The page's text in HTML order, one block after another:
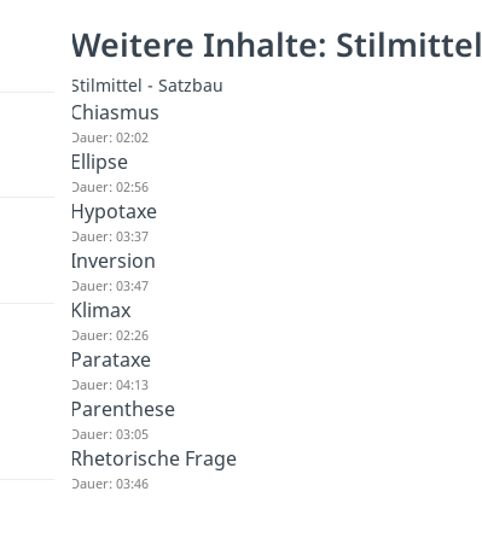
Weitere Inhalte: Stilmittel
Stilmittel - Satzbau
Chiasmus
Dauer: 02:02
Ellipse
Dauer: 02:56
Hypotaxe
Dauer: 03:37
Inversion
Dauer: 03:47
Klimax
Dauer: 02:26
Parataxe
Dauer: 04:13
Parenthese
Dauer: 03:05
Rhetorische Frage
Dauer: 03:46